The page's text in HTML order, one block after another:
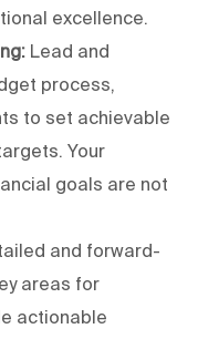
excellence.
Lead and
process,
to set achievable
Your
goals are not
and forward-
areas for
actionable